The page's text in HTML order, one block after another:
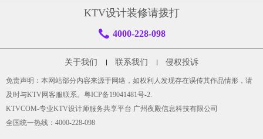
KTV设计装修请拨打
4000-228-098
关于我们 联系我们 侵权投诉
免责声明：本网站部分内容来源于网络，如权利人发现存在误传其作品情形，请
及时与KTV网客服联系。 粤ICP备19041481号-2.
KTVCOM-专业KTV设计师服务共享平台 广州夜殿信息科技有限公司
全国统一热线：4000-228-098